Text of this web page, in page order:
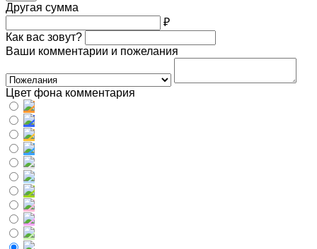
Другая сумма
₽
Как вас зовут?
Ваши комментарии и пожелания
Цвет фона комментария